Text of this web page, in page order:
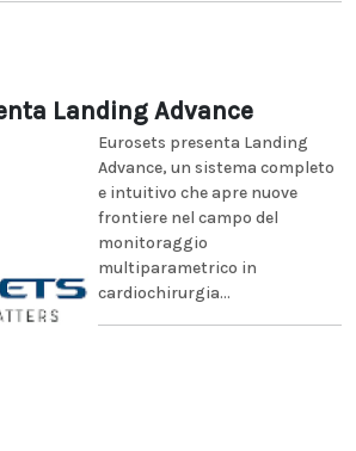
Landing Advance
Eurosets presenta Landing
Advance, un sistema completo
e intuitivo che apre nuove
frontiere nel campo del
monitoraggio
multiparametrico in
cardiochirurgia...